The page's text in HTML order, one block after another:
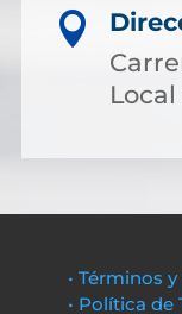

Local
• Términos
• Política